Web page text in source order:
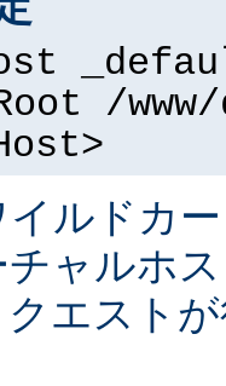
/
ルドカ
ャルホ
エスト